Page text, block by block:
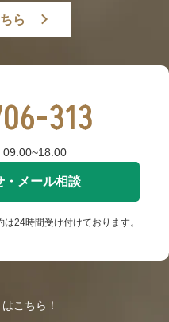
ら
313
09:00~18:00
・メール相談
24時間受け付けております。
こちら！